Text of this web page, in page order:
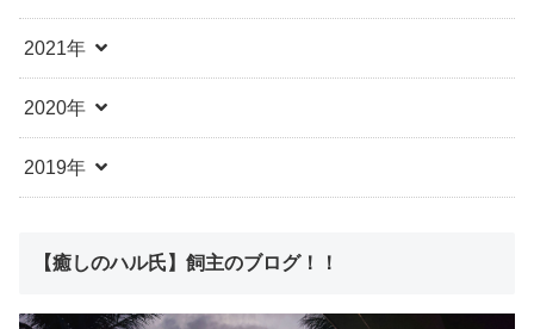
2021年
2020年
2019年
【癒しのハル氏】飼主のブログ！！